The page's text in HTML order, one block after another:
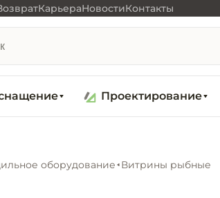
КарьераНовостиКонтакты
Проектирование
оборудование Витрины рыбные